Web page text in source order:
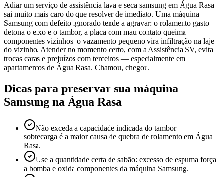
Adiar um serviço de assistência lava e seca samsung em Água Rasa
sai muito mais caro do que resolver de imediato. Uma máquina
Samsung com defeito ignorado tende a agravar: o rolamento gasto
detona o eixo e o tambor, a placa com mau contato queima
componentes vizinhos, o vazamento pequeno vira infiltração na laje
do vizinho. Atender no momento certo, com a Assistência SV, evita
trocas caras e prejuízos com terceiros — especialmente em
apartamentos de Água Rasa. Chamou, chegou.
Dicas para preservar sua máquina
Samsung na Água Rasa
Não exceda a capacidade indicada do tambor —
sobrecarga é a maior causa de quebra de rolamento em Água
Rasa.
Use a quantidade certa de sabão: excesso de espuma força
a bomba e oxida componentes da máquina Samsung.